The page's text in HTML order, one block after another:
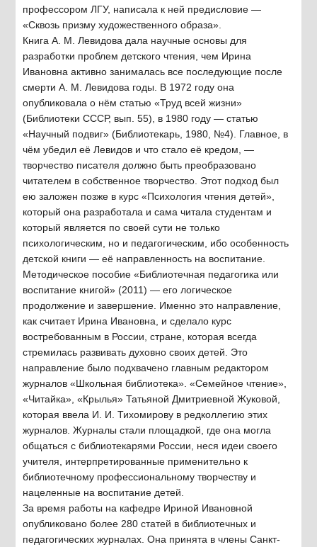
профессором ЛГУ, написала к ней предисловие —
«Сквозь призму художественного образа».
Книга А. М. Левидова дала научные основы для
разработки проблем детского чтения, чем Ирина
Ивановна активно занималась все последующие после
смерти А. М. Левидова годы. В 1972 году она
опубликовала о нём статью «Труд всей жизни»
(Библиотеки СССР, вып. 55), в 1980 году — статью
«Научный подвиг» (Библиотекарь, 1980, №4). Главное, в
чём убедил её Левидов и что стало её кредом, —
творчество писателя должно быть преобразовано
читателем в собственное творчество. Этот подход был
ею заложен позже в курс «Психология чтения детей»,
который она разработала и сама читала студентам и
который является по своей сути не только
психологическим, но и педагогическим, ибо особенность
детской книги — её направленность на воспитание.
Методическое пособие «Библиотечная педагогика или
воспитание книгой» (2011) — его логическое
продолжение и завершение. Именно это направление,
как считает Ирина Ивановна, и сделало курс
востребованным в России, стране, которая всегда
стремилась развивать духовно своих детей. Это
направление было подхвачено главным редактором
журналов «Школьная библиотека». «Семейное чтение»,
«Читайка», «Крылья» Татьяной Дмитриевной Жуковой,
которая ввела И. И. Тихомирову в редколлегию этих
журналов. Журналы стали площадкой, где она могла
общаться с библиотекарями России, неся идеи своего
учителя, интерпретированные применительно к
библиотечному профессиональному творчеству и
нацеленные на воспитание детей.
За время работы на кафедре Ириной Ивановной
опубликовано более 280 статей в библиотечных и
педагогических журналах. Она принята в члены Санкт-